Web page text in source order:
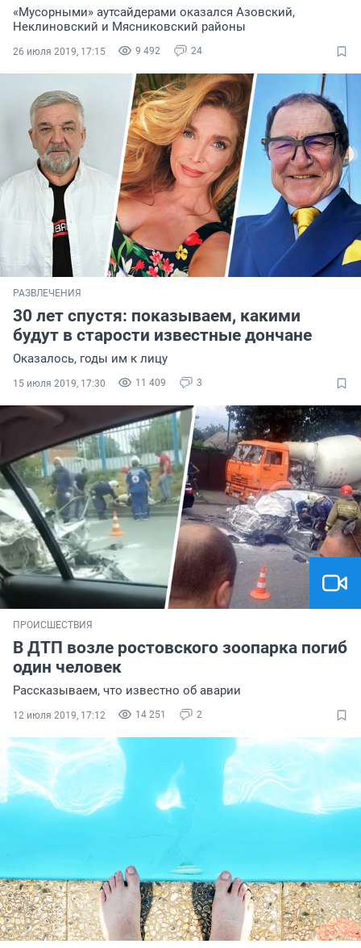
«Мусорными» аутсайдерами оказался Азовский,
Неклиновский и Мясниковский районы
9 492 24
26 июля 2019, 17:15
РАЗВЛЕЧЕНИЯ
30 лет спустя: показываем, какими
будут в старости известные дончане
Оказалось, годы им к лицу
11 409 3
15 июля 2019, 17:30
ПРОИСШЕСТВИЯ
В ДТП возле ростовского зоопарка погиб
один человек
Рассказываем, что известно об аварии
14 251 2
12 июля 2019, 17:12